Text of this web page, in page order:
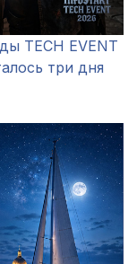
TECH EVENT
три дня